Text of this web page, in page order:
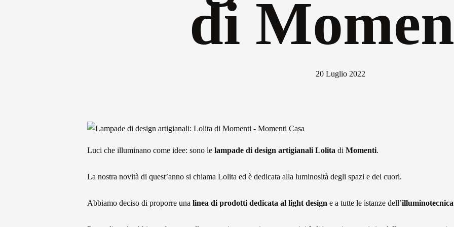
di
20 Luglio 2022
Luci che illuminano come idee: sono le lampade di design artigianali Lolita di Momenti.
La nostra novità di quest’anno si chiama Lolita ed è dedicata alla luminosità degli spazi e dei cuori.
Abbiamo deciso di proporre una linea di prodotti dedicata al light design e a tutte le istanze dell’illuminotecnica